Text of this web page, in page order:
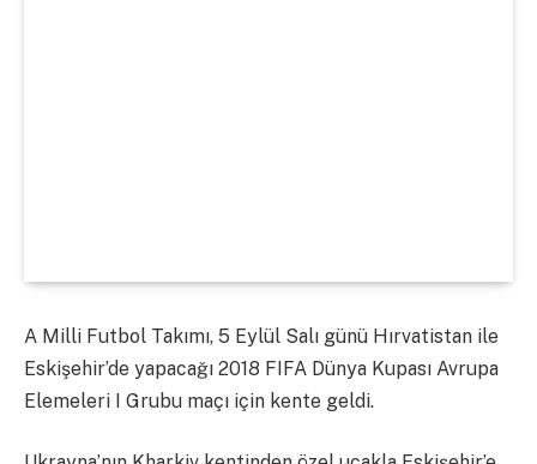
A Milli Futbol Takımı, 5 Eylül Salı günü Hırvatistan ile
Eskişehir’de yapacağı 2018 FIFA Dünya Kupası Avrupa
Elemeleri I Grubu maçı için kente geldi.